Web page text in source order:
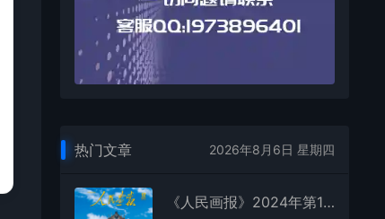
热门文章 2026年8月6日 星期四
《人民画报》2024年第12期全彩精校PDF杂志下载